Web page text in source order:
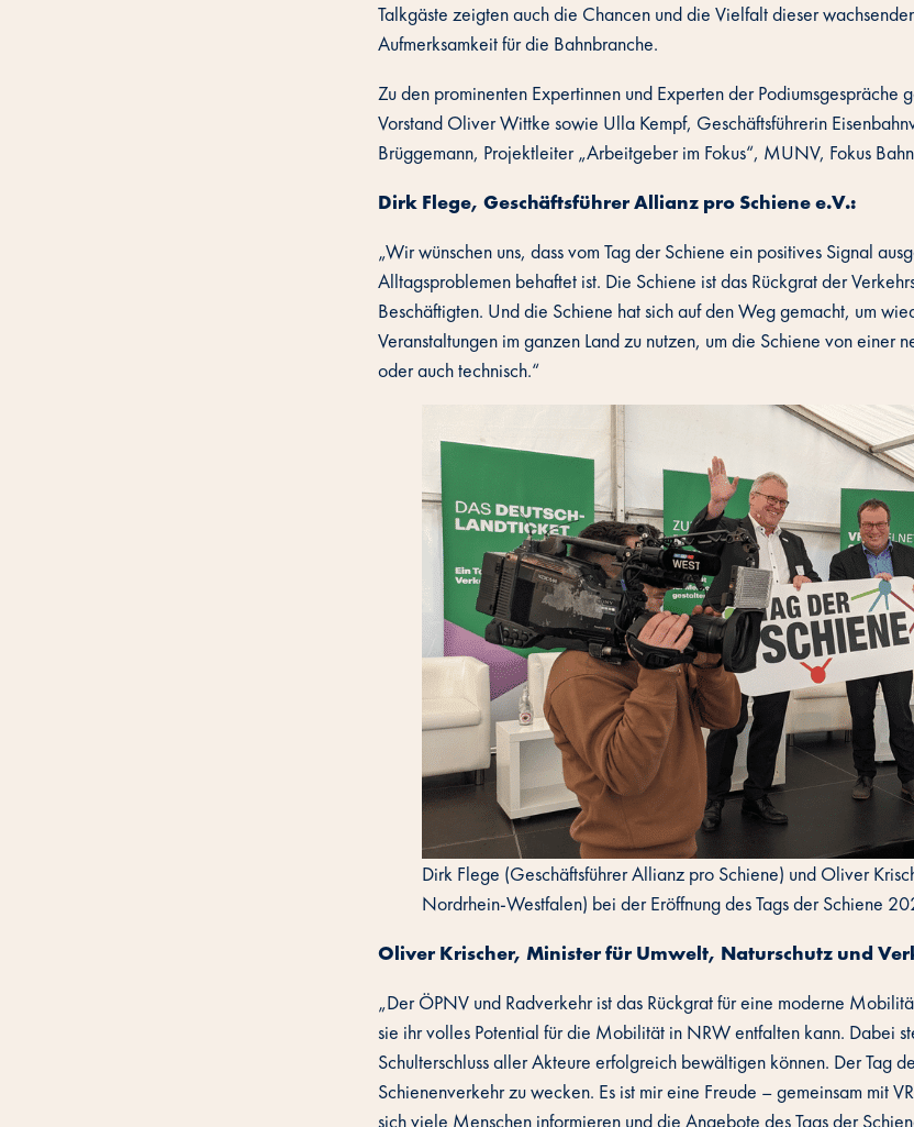
Talkgäste zeigten auch die Chancen und die Vielfalt dieser
Aufmerksamkeit für die Bahnbranche.
Zu den prominenten Expertinnen und Experten der
Vorstand Oliver Wittke sowie Ulla Kempf, Geschäftsführerin
Brüggemann, Projektleiter „Arbeitgeber im Fokus“, MUNV, Fokus
Dirk Flege, Geschäftsführer Allianz pro Schiene e.V.:
„Wir wünschen uns, dass vom Tag der Schiene ein positives Signal
Alltagsproblemen behaftet ist. Die Schiene ist das Rückgrat der
Beschäftigten. Und die Schiene hat sich auf den Weg gemacht, um
Veranstaltungen im ganzen Land zu nutzen, um die Schiene von
oder auch technisch.“
Dirk Flege (Geschäftsführer Allianz pro Schiene) und Oliver
Nordrhein-Westfalen) bei der Eröffnung des Tags der Schiene
Oliver Krischer, Minister für Umwelt, Naturschutz und
„Der ÖPNV und Radverkehr ist das Rückgrat für eine moderne
sie ihr volles Potential für die Mobilität in NRW entfalten kann. Dabei
Schulterschluss aller Akteure erfolgreich bewältigen können. Der Tag
Schienenverkehr zu wecken. Es ist mir eine Freude – gemeinsam mit
sich viele Menschen informieren und die Angebote des Tags der